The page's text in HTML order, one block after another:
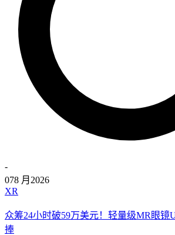
-
078 月 2026
XR
众筹24小时破59万美元！轻量级MR眼镜
捧